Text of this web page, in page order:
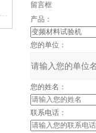
留言框
产品：
您的单位：
您的姓名：
联系电话：